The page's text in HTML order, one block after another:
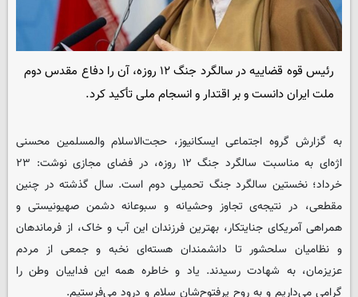
رئیس قوه قضاییه در سالگرد جنگ ۱۲ روزه، آن را دفاع مقدس دوم
ملت ایران دانست و بر اقتدار و انسجام ملی تأکید کرد.
به گزارش گروه اجتماعی ایسکانیوز، حجت‌الاسلام والمسلمین محسنی
اژه‌ای به مناسبت سالگرد جنگ ۱۲ روزه، در فضای مجازی نوشت: ۲۳
خرداد؛ نخستین سالگرد جنگ تحمیلی دوم است. سال گذشته در چنین
مقطعی، در نتیجه‌ی تجاوز وحشیانه و سبوعانه دشمن صهیونیستی و
همراهی آمریکای جنایتکار، بهترین فرزندان این آب و خاک، از فرماندهان
و نظامیان سلحشور تا دانشمندان هسته‌ای نخبه و جمعی از مردم
عزیزمان، به شهادت رسیدند. یاد و خاطره همه این فداییان وطن را
گرامی می‌داریم و به روح پرفتوح‌شان سلام و درود می‌فرستیم.